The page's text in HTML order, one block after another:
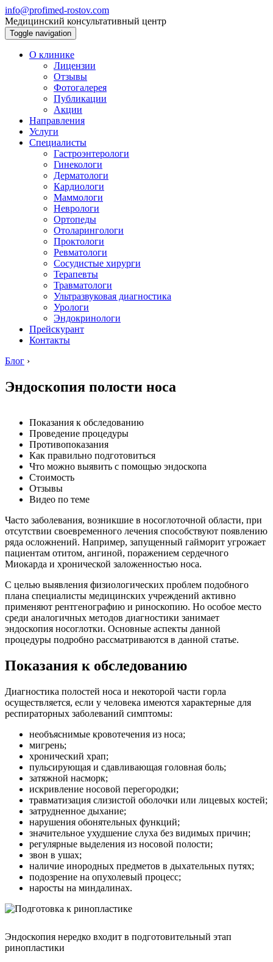
info@profimed-rostov.com
Медицинский консультативный центр
Toggle navigation
О клинике
Лицензии
Отзывы
Фотогалерея
Публикации
Акции
Направления
Услуги
Специалисты
Гастроэнтерологи
Гинекологи
Дерматологи
Кардиологи
Маммологи
Неврологи
Ортопеды
Отоларингологи
Проктологи
Ревматологи
Сосудистые хирурги
Терапевты
Травматологи
Ультразвуковая диагностика
Урологи
Эндокринологи
Прейскурант
Контакты
Блог ›
Эндоскопия полости носа
Показания к обследованию
Проведение процедуры
Противопоказания
Как правильно подготовиться
Что можно выявить с помощью эндоскопа
Стоимость
Отзывы
Видео по теме
Часто заболевания, возникшие в носоглоточной области, при
отсутствии своевременного лечения способствуют появлению
ряда осложнений. Например, запущенный гайморит угрожает
пациентам отитом, ангиной, поражением сердечного
Миокарда и хронической заложенностью носа.
С целью выявления физиологических проблем подобного
плана специалисты медицинских учреждений активно
применяют рентгенографию и риноскопию. Но особое место
среди аналогичных методов диагностики занимает
эндоскопия носоглотки. Основные аспекты данной
процедуры подробно рассматриваются в данной статье.
Показания к обследованию
Диагностика полостей носа и некоторой части горла
осуществляется, если у человека имеются характерные для
респираторных заболеваний симптомы:
необъяснимые кровотечения из носа;
мигрень;
хронический храп;
пульсирующая и сдавливающая головная боль;
затяжной насморк;
искривление носовой перегородки;
травматизация слизистой оболочки или лицевых костей;
затрудненное дыхание;
нарушения обонятельных функций;
значительное ухудшение слуха без видимых причин;
регулярные выделения из носовой полости;
звон в ушах;
наличие инородных предметов в дыхательных путях;
подозрение на опухолевый процесс;
наросты на миндалинах.
Эндоскопия нередко входит в подготовительный этап
ринопластики